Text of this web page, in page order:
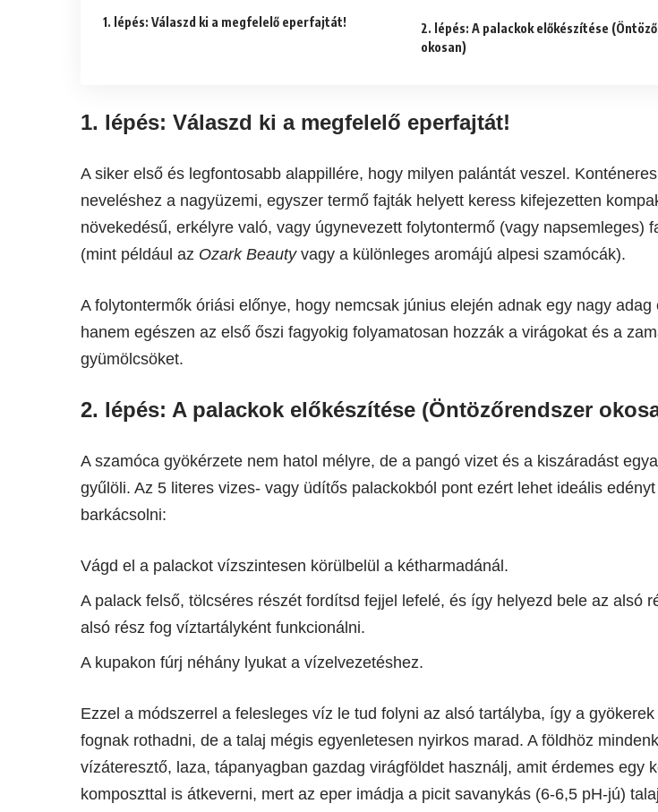
1. lépés: Válaszd ki a megfelelő eperfajtát!
2. lépés: A palackok előkészítése
okosan)
1. lépés: Válaszd ki a megfelelő eperfajtát!
A siker első és legfontosabb alappillére, hogy milyen palántát veszel. Konténeres
neveléshez a nagyüzemi, egyszer termő fajták helyett keress kifejezetten
növekedésű, erkélyre való, vagy úgynevezett folytontermő (vagy napsemleges)
(mint például az Ozark Beautyvagy a különleges aromájú alpesi szamócák).
A folytontermők óriási előnye, hogy nemcsak június elején adnak egy nagy adag
hanem egészen az első őszi fagyokig folyamatosan hozzák a virágokat és a
gyümölcsöket.
2. lépés: A palackok előkészítése (Öntözőrendszer
A szamóca gyökérzete nem hatol mélyre, de a pangó vizet és a kiszáradást
gyűlöli. Az 5 literes vizes- vagy üdítős palackokból pont ezért lehet ideális edényt
barkácsolni:
Vágd el a palackot vízszintesen körülbelül a kétharmadánál.
A palack felső, tölcséres részét fordítsd fejjel lefelé, és így helyezd bele az alsó
alsó rész fog víztartályként funkcionálni.
A kupakon fúrj néhány lyukat a vízelvezetéshez.
Ezzel a módszerrel a felesleges víz le tud folyni az alsó tartályba, így a gyökerek
fognak rothadni, de a talaj mégis egyenletesen nyirkos marad. A földhöz
vízáteresztő, laza, tápanyagban gazdag virágföldet használj, amit érdemes egy
komposzttal is átkeverni, mert az eper imádja a picit savanykás (6-6,5 pH-jú)